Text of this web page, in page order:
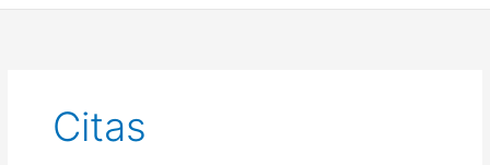
Citas